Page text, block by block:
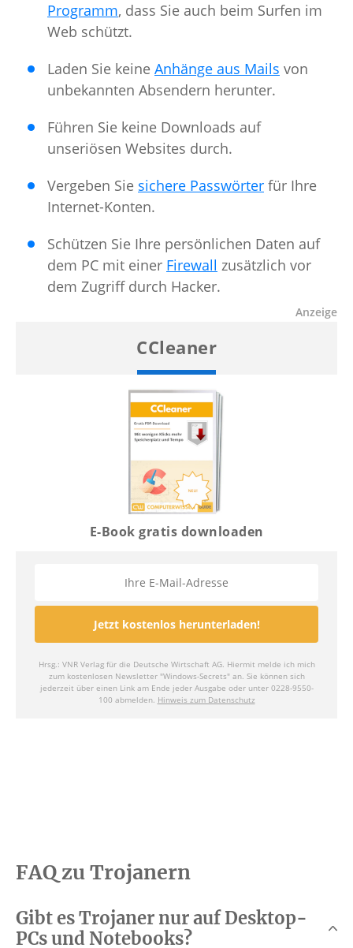
Programm, dass Sie auch beim Surfen im
Web schützt.
Laden Sie keine Anhänge aus Mails von
unbekannten Absendern herunter.
Führen Sie keine Downloads auf
unseriösen Websites durch.
Vergeben Sie sichere Passwörter für Ihre
Internet-Konten.
Schützen Sie Ihre persönlichen Daten auf
dem PC mit einer Firewall zusätzlich vor
dem Zugriff durch Hacker.
FAQ zu Trojanern
Gibt es Trojaner nur auf Desktop-
PCs und Notebooks?